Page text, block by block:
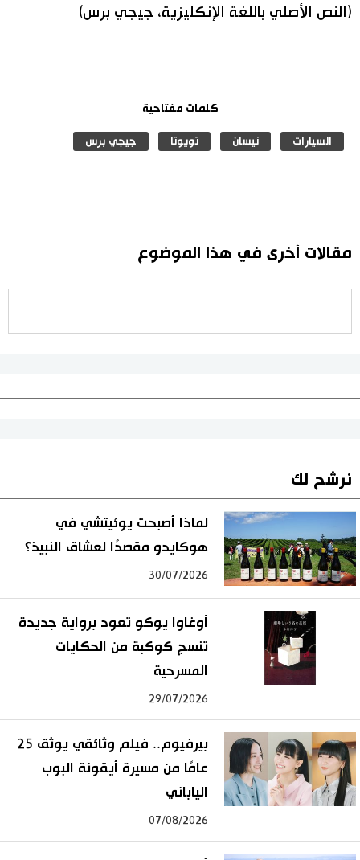
(النص الأصلي باللغة الإنكليزية، جيجي برس)
كلمات مفتاحية
السيارات نيسان تويوتا جيجي برس
مقالات أخرى في هذا الموضوع
نرشح لك
لماذا أصبحت يوئيتشي في
هوكايدو مقصدًا لعشاق النبيذ؟
30/07/2026
أوغاوا يوكو تعود برواية جديدة
تنسج كوكبة من الحكايات
المسرحية
29/07/2026
بيرفيوم.. فيلم وثائقي يوثق 25
عامًا من مسيرة أيقونة البوب
الياباني
07/08/2026